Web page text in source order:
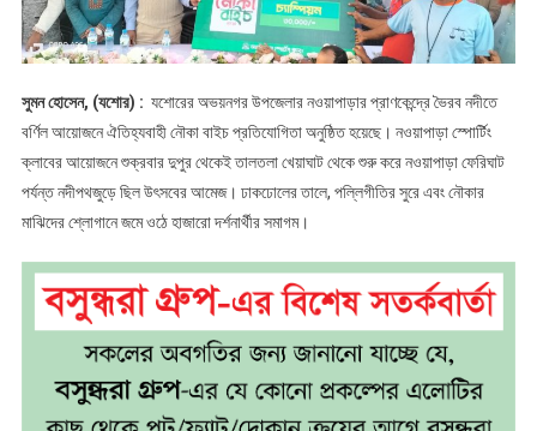
সুমন হোসেন, (যশোর) : যশোরের অভয়নগর উপজেলার নওয়াপাড়ার প্রাণকেন্দ্রে ভৈরব নদীতে
বর্ণিল আয়োজনে ঐতিহ্যবাহী নৌকা বাইচ প্রতিযোগিতা অনুষ্ঠিত হয়েছে। নওয়াপাড়া স্পোর্টিং
ক্লাবের আয়োজনে শুক্রবার দুপুর থেকেই তালতলা খেয়াঘাট থেকে শুরু করে নওয়াপাড়া ফেরিঘাট
পর্যন্ত নদীপথজুড়ে ছিল উৎসবের আমেজ। ঢাকঢোলের তালে, পল্লিগীতির সুরে এবং নৌকার
মাঝিদের শ্লোগানে জমে ওঠে হাজারো দর্শনার্থীর সমাগম।